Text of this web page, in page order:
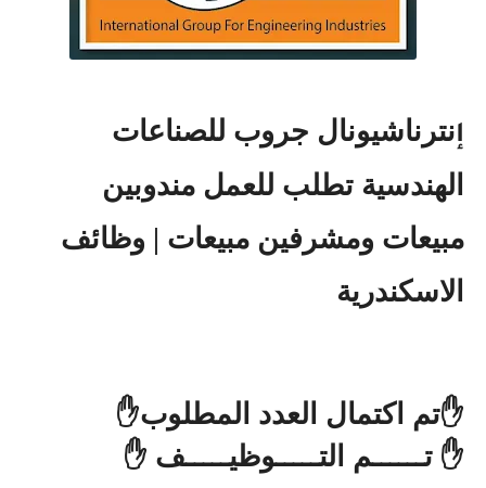
إنترناشيونال جروب للصناعات
الهندسية تطلب للعمل مندوبين
مبيعات ومشرفين مبيعات | وظائف
الاسكندرية
✋تم اكتمال العدد المطلوب✋
✋ تــــــم التـــــوظيـــــف ✋